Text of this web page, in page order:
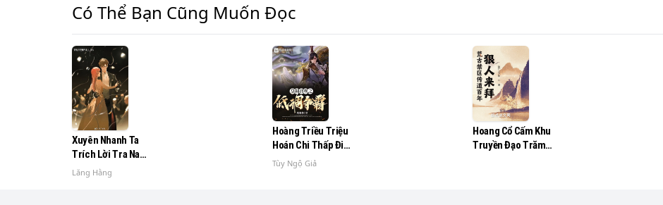
nam nhân cố sự.
Mang theo thứ nguyên Rubik, Rigg đi tới Kiếm cùng ma pháp dị thế giới, du tẩu cùng từng cái thứ nguyên,
chờ mong tại dị thế giới có thể có được cứu rỗi.
Có Thể Bạn Cũng Muốn Đọc
Xuyên Nhanh Ta
Trích Lời Tra Nam
Mà Vấn Đỉnh Đại
Lăng Hằng
Hoàng Triều Triệu
Hoán Chi Thấp Điều
Tranh Bá
Tùy Ngộ Giả
Hoang Cổ Cấm Khu
Truyền Đạo Trăm